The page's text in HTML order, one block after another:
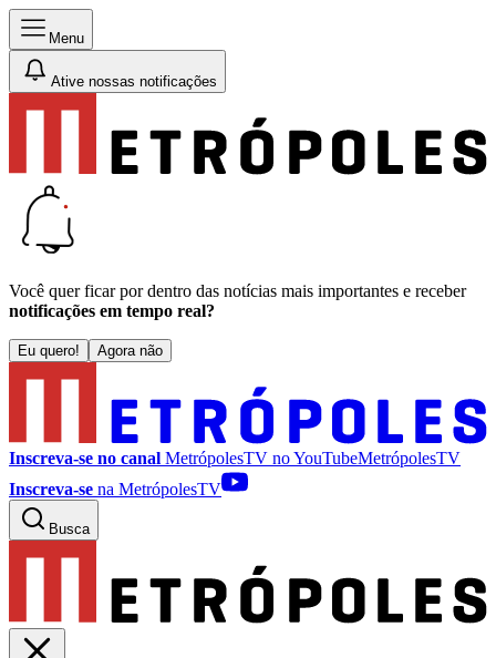
Menu
Ative nossas notificações
Você quer ficar por dentro das notícias mais importantes e receber
notificações em tempo real?
Eu quero! Agora não
Inscreva-se no canal MetrópolesTV noYouTubeMetrópolesTV
Inscreva-se na MetrópolesTV
Busca